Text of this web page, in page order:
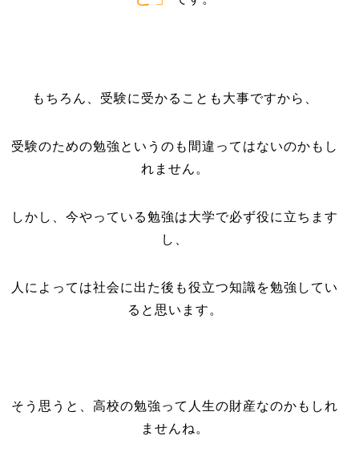
もちろん、受験に受かることも大事ですから、
受験のための勉強というのも間違ってはないのかもし
れません。
しかし、今やっている勉強は大学で必ず役に立ちます
し、
人によっては社会に出た後も役立つ知識を勉強してい
ると思います。
そう思うと、高校の勉強って人生の財産なのかもしれ
ませんね。